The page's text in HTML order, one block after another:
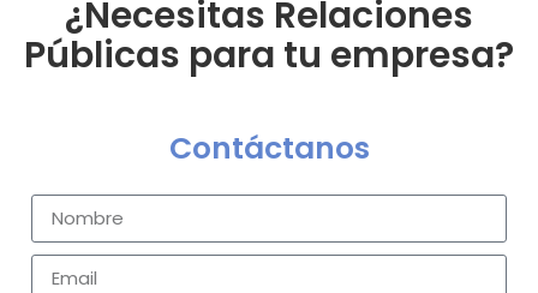
¿Necesitas Relaciones
Públicas para tu empresa?
Contáctanos